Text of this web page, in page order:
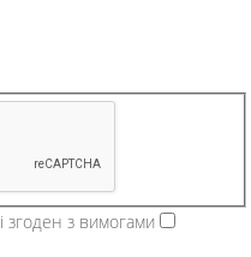
і згоден з вимогами